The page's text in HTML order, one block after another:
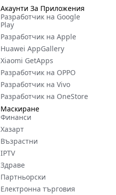
Маскиране
Финанси
Хазарт
Възрастни
IPTV
Здраве
Партньорски
Електронна търговия
Акаунти За Приложения
Разработчик на Google
Play
Разработчик на Apple
Huawei AppGallery
Xiaomi GetApps
Разработчик на OPPO
Разработчик на Vivo
Разработчик на OneStore